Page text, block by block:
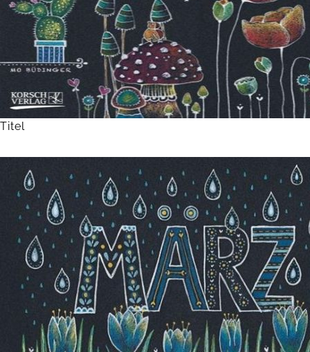
Titel